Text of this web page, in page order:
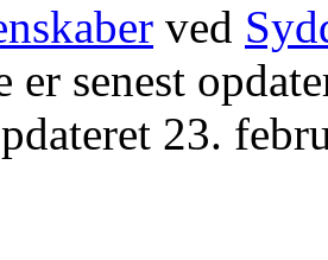
ved
er senest
23.